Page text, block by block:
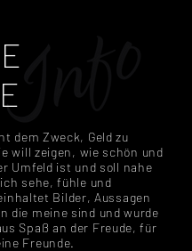
dem Zweck, Geld zu
will zeigen, wie schön und
Umfeld ist und soll nahe
sehe, fühle und
Bilder, Aussagen
die meine sind und wurde
Spaß an der Freude, für
Freunde.